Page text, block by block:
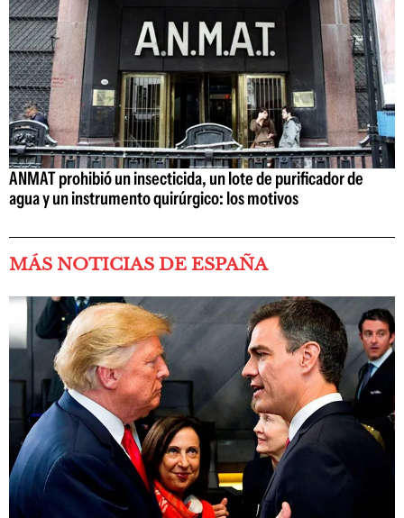
ANMAT prohibió un insecticida, un lote de purificador de
agua y un instrumento quirúrgico: los motivos
MÁS NOTICIAS DE ESPAÑA